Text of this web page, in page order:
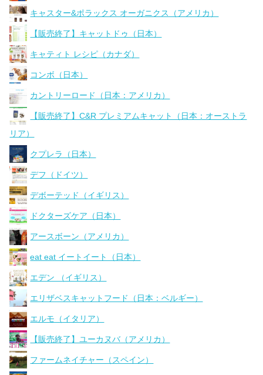
キャスター&ポラックス オーガニクス（アメリカ）
【販売終了】キャットドゥ（日本）
キャティト レシピ（カナダ）
コンボ（日本）
カントリーロード（日本：アメリカ）
【販売終了】C&R プレミアムキャット（日本：オーストラ
リア）
クプレラ（日本）
デフ（ドイツ）
デボーテッド（イギリス）
ドクターズケア（日本）
アースボーン（アメリカ）
eat eat イートイート（日本）
エデン （イギリス）
エリザベスキャットフード（日本：ベルギー）
エルモ（イタリア）
【販売終了】ユーカヌバ（アメリカ）
ファームネイチャー（スペイン）